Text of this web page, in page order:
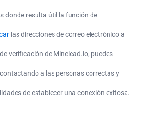
donde resulta útil la función de
las direcciones de correo electrónico a
verificación de Minelead.io, puedes
a las personas correctas y
de establecer una conexión exitosa.